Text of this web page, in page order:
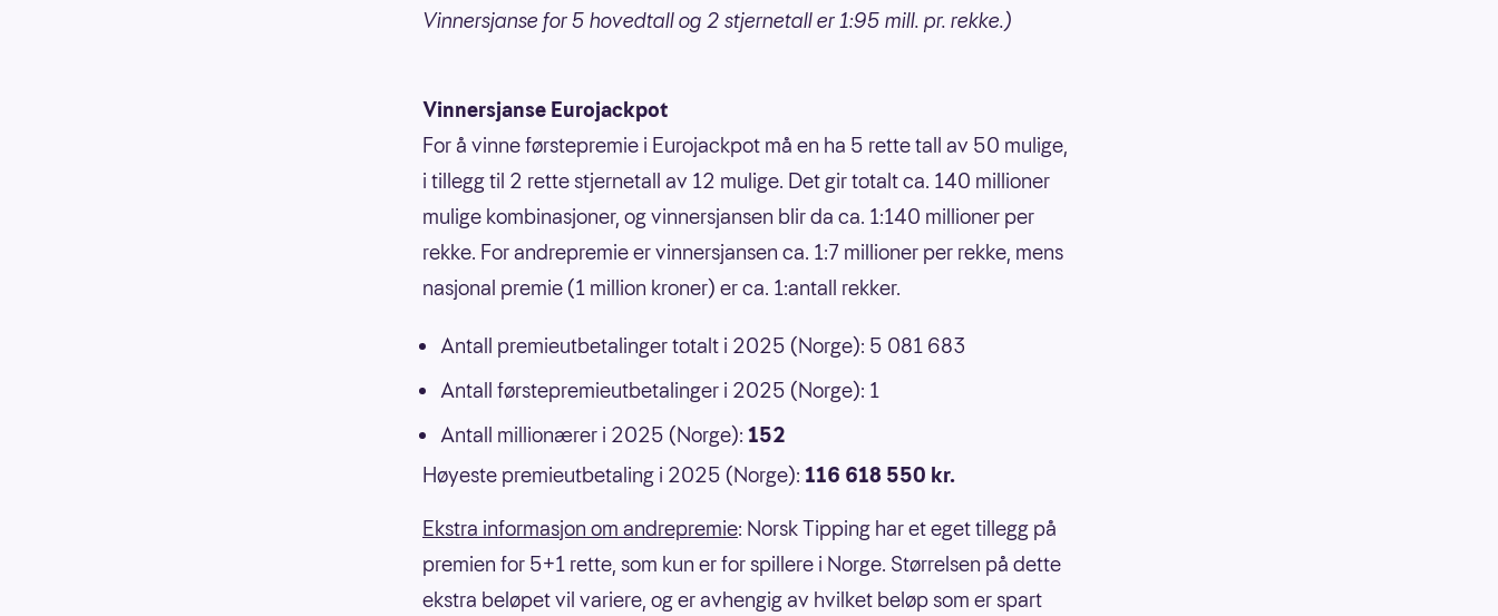
Vinnersjanse for 5 hovedtall og 2 stjernetall er 1:95 mill. pr. rekke.)
Vinnersjanse Eurojackpot
For å vinne førstepremie i Eurojackpot må en ha 5 rette tall av 50 mulige,
i tillegg til 2 rette stjernetall av 12 mulige. Det gir totalt ca. 140 millioner
mulige kombinasjoner, og vinnersjansen blir da ca. 1:140 millioner per
rekke. For andrepremie er vinnersjansen ca. 1:7 millioner per rekke, mens
nasjonal premie (1 million kroner) er ca. 1:antall rekker.
Antall premieutbetalinger totalt i 2025 (Norge): 5 081 683
Antall førstepremieutbetalinger i 2025 (Norge): 1
Antall millionærer i 2025 (Norge): 152
Høyeste premieutbetaling i 2025 (Norge): 116 618 550 kr.
Ekstra informasjon om andrepremie: Norsk Tipping har et eget tillegg på
premien for 5+1 rette, som kun er for spillere i Norge. Størrelsen på dette
ekstra beløpet vil variere, og er avhengig av hvilket beløp som er spart